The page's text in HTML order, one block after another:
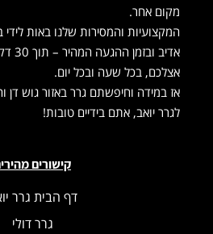
מקום אחר.
המקצועיות והמסירות שלנו באות לידי
אדיב
אצלכם, בכל שעה ובכל יום.
אז במידה וחיפשתם גרר באזור גוש דן
לגרר יואב, אתם בידיים טובות!
קישורים
דף הבית גרר
גרר דולי